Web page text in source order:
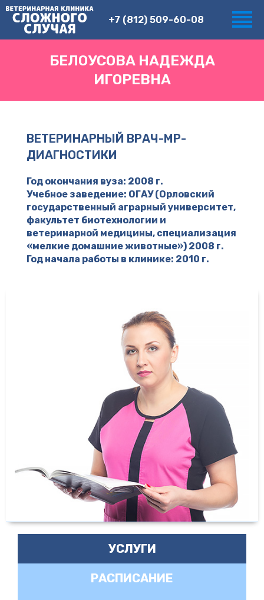
+7 (812) 509-60-08
БЕЛОУСОВА НАДЕЖДА
ИГОРЕВНА
ВЕТЕРИНАРНЫЙ ВРАЧ-МР-
ДИАГНОСТИКИ
Год окончания вуза: 2008 г.
Учебное заведение: ОГАУ (Орловский
государственный аграрный университет,
факультет биотехнологии и
ветеринарной медицины, специализация
«мелкие домашние животные») 2008 г.
Год начала работы в клинике: 2010 г.
УСЛУГИ
РАСПИСАНИЕ